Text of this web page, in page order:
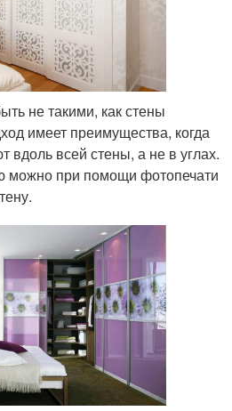
не такими, как стены
имеет преимущества, когда
вдоль всей стены, а не в углах.
можно при помощи фотопечати